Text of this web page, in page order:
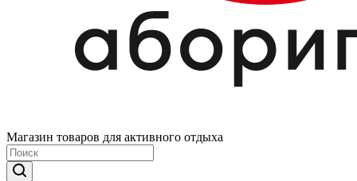
Магазин товаров для активного отдыха